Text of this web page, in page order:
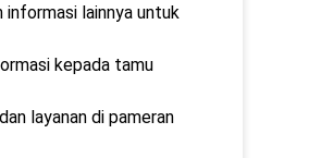
informasi lainnya untuk
kepada tamu
layanan di pameran